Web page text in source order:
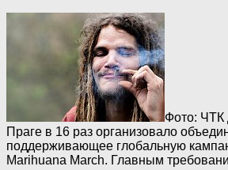
Фото: ЧТК
Праге в 16 раз организовало
поддерживающее глобальную
Marihuana March. Главным